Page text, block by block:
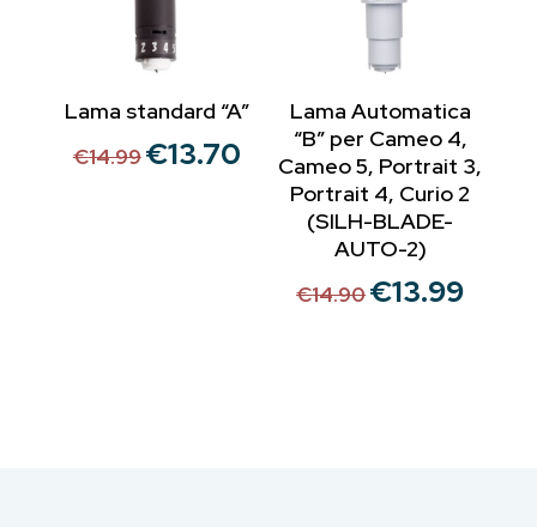
Lama standard “A”
€14.99 Il
€13.70Il
prezzo
Lama Automatica
“B” per Cameo 4,
Cameo 5, Portrait 3,
Portrait 4, Curio 2
(SILH-BLADE-
AUTO-2)
€14.90 Il
€13.99Il